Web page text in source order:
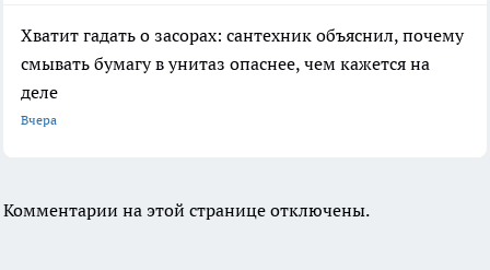
Хватит гадать о засорах: сантехник объяснил, почему
смывать бумагу в унитаз опаснее, чем кажется на
деле
Вчера
Комментарии на этой странице отключены.